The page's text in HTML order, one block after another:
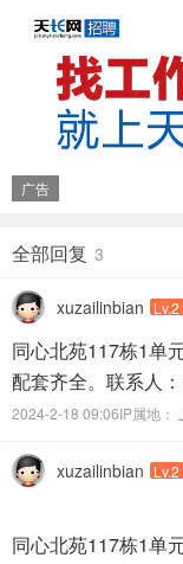
广告
全部回复 3
xuzailinbian
同心北苑117栋1单
配套齐全。联系人
2024-2-18 09:06IP属地：
xuzailinbian
同心北苑117栋1单